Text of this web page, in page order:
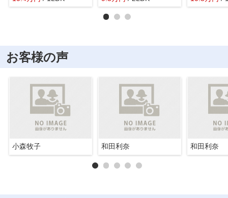
お客様の声
小森牧子 和田利奈 和田利奈